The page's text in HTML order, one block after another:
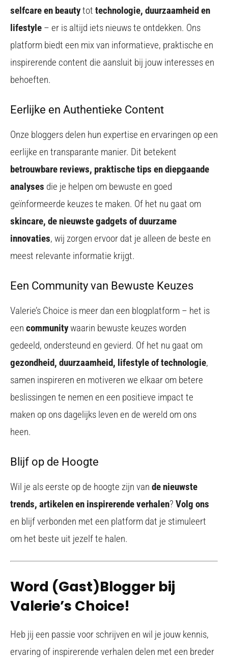
selfcare en beautytot technologie, duurzaamheid en
lifestyle – er is altijd iets nieuws te ontdekken. Ons
platform biedt een mix van informatieve, praktische en
inspirerende content die aansluit bij jouw interesses en
behoeften.
Eerlijke en Authentieke Content
Onze bloggers delen hun expertise en ervaringen op een
eerlijke en transparante manier. Dit betekent
betrouwbare reviews, praktische tips en diepgaande
analyses die je helpen om bewuste en goed
geïnformeerde keuzes te maken. Of het nu gaat om
skincare, de nieuwste gadgets of duurzame
innovaties, wij zorgen ervoor dat je alleen de beste en
meest relevante informatie krijgt.
Een Community van Bewuste Keuzes
Valerie’s Choice is meer dan een blogplatform – het is
een communitywaarin bewuste keuzes worden
gedeeld, ondersteund en gevierd. Of het nu gaat om
gezondheid, duurzaamheid, lifestyle of technologie,
samen inspireren en motiveren we elkaar om betere
beslissingen te nemen en een positieve impact te
maken op ons dagelijks leven en de wereld om ons
heen.
Blijf op de Hoogte
Wil je als eerste op de hoogte zijn van de nieuwste
trends, artikelen en inspirerende verhalen? Volg ons
en blijf verbonden met een platform dat je stimuleert
om het beste uit jezelf te halen.
Word (Gast)Blogger bij
Valerie’s Choice!
Heb jij een passie voor schrijven en wil je jouw kennis,
ervaring of inspirerende verhalen delen met een breder